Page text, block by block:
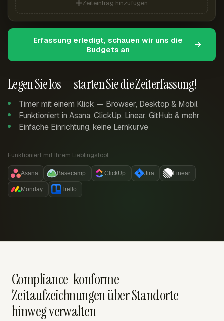
Legen Sie los — starten Sie die Zeiterfassung!
Timer mit einem Klick — Browser, Desktop & Mobil
Funktioniert in Asana, ClickUp, Linear, GitHub & mehr
Einfache Einrichtung, keine Lernkurve
Funktioniert mit Ihrem Lieblingstool:
Asana Basecamp ClickUp Jira Linear
Monday Trello
Zeiteintrag hinzufügen
Erfassung erledigt, schauen wir uns die
Budgets an
Compliance-konforme
Zeitaufzeichnungen über Standorte
hinweg verwalten